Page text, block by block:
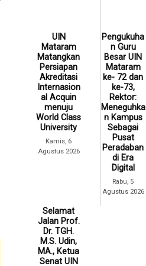
UIN
Mataram
Matangkan
Persiapan
Akreditasi
Internasion
al Acquin
menuju
World Class
University
Kamis, 6
Agustus 2026
Pengukuha
n Guru
Besar UIN
Mataram
ke- 72 dan
ke-73,
Rektor:
Meneguhka
n Kampus
Sebagai
Pusat
Peradaban
di Era
Digital
Rabu, 5
Agustus 2026
Selamat
Jalan Prof.
Dr. TGH.
M.S. Udin,
MA., Ketua
Senat UIN